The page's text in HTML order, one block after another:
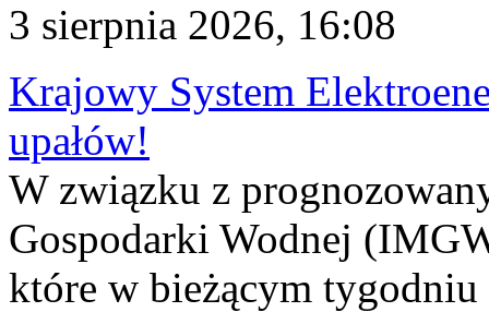
3 sierpnia 2026, 16:08
Krajowy System
upałów!
W związku z
Gospodarki Wodnej
które w bieżącym tygodniu